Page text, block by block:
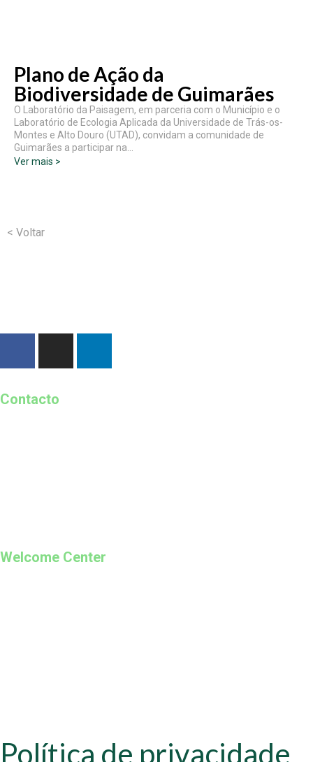
Plano de Ação da
Biodiversidade de Guimarães
O Laboratório da Paisagem, em parceria com o Município e o
Laboratório de Ecologia Aplicada da Universidade de Trás-os-
Montes e Alto Douro (UTAD), convidam a comunidade de
Guimarães a participar na…
Ver mais >
< Voltar
Contacto
Welcome Center
Política de privacidade